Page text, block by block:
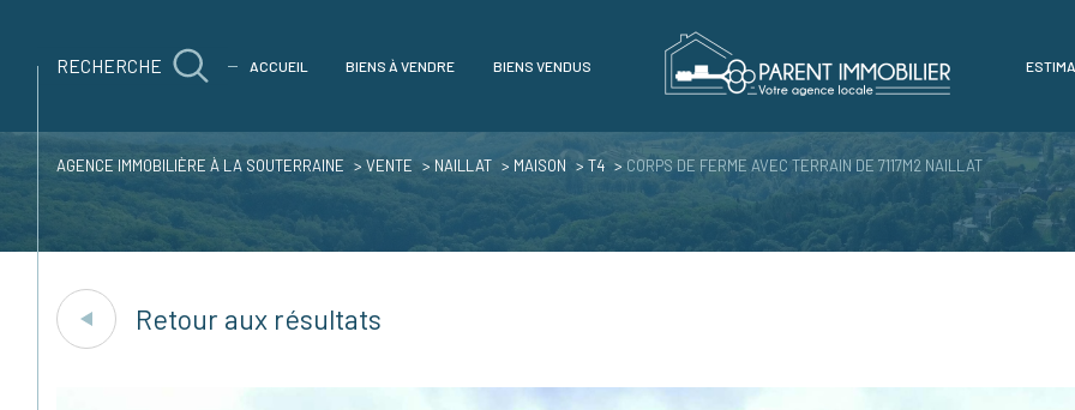
ACCUEIL BIENS À VENDRE BIENS VENDUS
RECHERCHE
Acheter Estimer
Voir les1annonces
AGENCE IMMOBILIÈRE À LA SOUTERRAINE VENTE NAILLAT MAISON T4 CORPS DE FERME AVEC TERRAIN DE 7117M2 NAILLAT
Retour aux résultats